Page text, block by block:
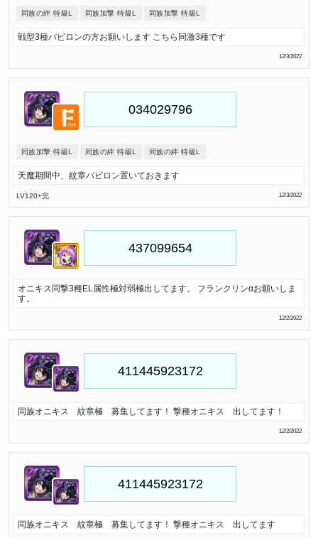
同族の絆 特級L 同族加撃 特級L 同族加撃 特級L
戦型3種バビロンの方お願いします こちら同激3種です
12/3/2022
同族加撃 特級L 同族の絆 特級L 同族の絆 特級L
天魔期間中、紋章バビロン置いておきます
LV120+完 12/3/2022
オニキス同撃3種EL属性極対弱極出してます。 フランクリンαお願いしま
す。
12/2/2022
同族オニキス 紋章極 募集してます！ 撃種オニキス 出してます！
12/2/2022
同族オニキス 紋章極 募集してます！ 撃種オニキス 出してます